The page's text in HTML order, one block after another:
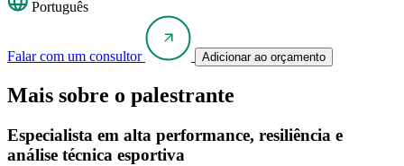
Português
Falar com um consultor Adicionar ao orçamento
Mais sobre o palestrante
Especialista em alta performance, resiliência e
análise técnica esportiva